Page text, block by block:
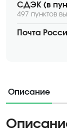
СДЭК (в
497 пунктов
Почта
Описание